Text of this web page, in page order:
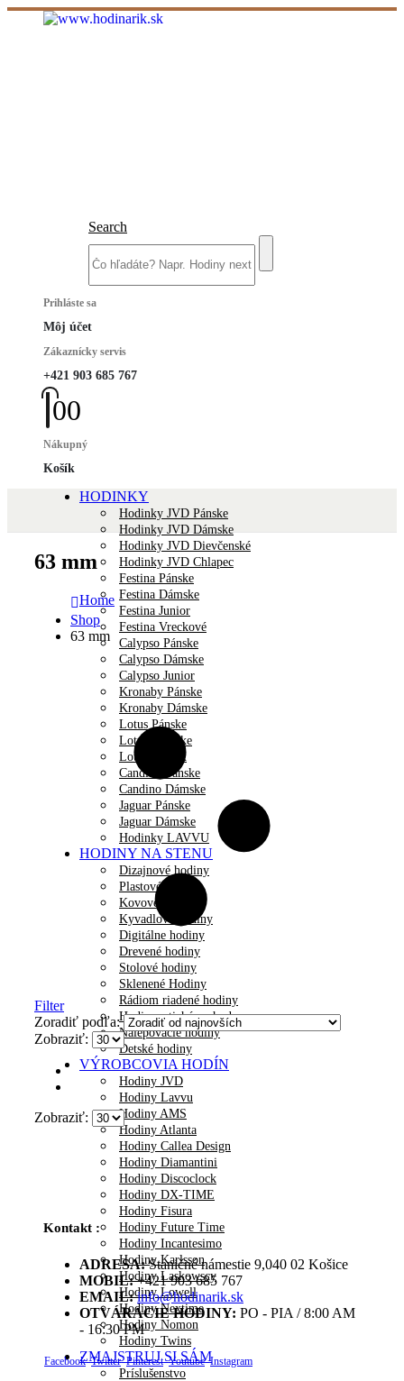
Search
Prihláste sa
Môj účet
Zákaznícky servis
+421 903 685 767
00
Nákupný
Košík
HODINKY
Hodinky JVD Pánske
Hodinky JVD Dámske
Hodinky JVD Dievčenské
Hodinky JVD Chlapec
Festina Pánske
Festina Dámske
Festina Junior
Festina Vreckové
Calypso Pánske
Calypso Dámske
Calypso Junior
Kronaby Pánske
Kronaby Dámske
Lotus Pánske
Lotus Dámske
Lotus Unisex
Candino Pánske
Candino Dámske
Jaguar Pánske
Jaguar Dámske
Hodinky LAVVU
HODINY NA STENU
Dizajnové hodiny
Plastové hodiny
Kovové hodiny
Kyvadlové hodiny
Digitálne hodiny
Drevené hodiny
Stolové hodiny
Sklenené Hodiny
Rádiom riadené hodiny
Hodiny s tichým chodom
Nalepovacie hodiny
Detské hodiny
VÝROBCOVIA HODÍN
Hodiny JVD
Hodiny Lavvu
Hodiny AMS
Hodiny Atlanta
Hodiny Callea Design
Hodiny Diamantini
Hodiny Discoclock
Hodiny DX-TIME
Hodiny Fisura
Hodiny Future Time
Hodiny Incantesimo
Hodiny Karlsson
Hodiny Laskowscy
Hodiny Lowell
Hodiny Nextime
Hodiny Nomon
Hodiny Twins
ZMAJSTRUJ SI SÁM
Príslušenstvo
63 mm
Home
Shop
63 mm
Filter
Zoradiť podľa:
Zobraziť:
Zobraziť:
Kontakt :
ADRESA: Staničné námestie 9,040 02 Košice
MOBIL: +421 903 685 767
EMAIL: info@hodinarik.sk
OTVÁRACIE HODINY: PO - PIA / 8:00 AM
- 16:30 PM
Facebook Twitter Pinterest Youtube Instagram